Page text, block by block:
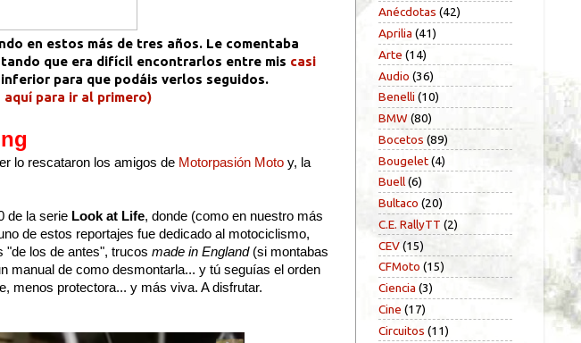
en estos más de tres años. Le comentaba
que era difícil encontrarlos entre mis casi
para que podáis verlos seguidos.
para ir al primero)
lo rescataron los amigos de Motorpasión Moto y, la
de la serie Look at Life, donde (como en nuestro más
de estos reportajes fue dedicado al motociclismo,
"de los de antes", trucos made in England(si montabas
manual de como desmontarla... y tú seguías el orden
menos protectora... y más viva. A disfrutar.
Anécdotas (42)
Aprilia (41)
Arte (14)
Audio (36)
Benelli (10)
BMW (80)
Bocetos (89)
Bougelet(4)
Buell(6)
Bultaco (20)
C.E. RallyTT (2)
CEV(15)
CFMoto (15)
Ciencia (3)
Cine (17)
Circuitos (11)